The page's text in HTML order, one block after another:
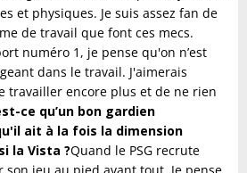
et physiques. Je suis assez fan de
de travail que font ces mecs.
numéro 1, je pense qu'on n’est
dans le travail. J'aimerais
travailler encore plus et de ne rien
ce qu’un bon gardien
ait à la fois la dimension
la Vista ?Quand le PSG recrute
son jeu au pied avant tout. Je pense